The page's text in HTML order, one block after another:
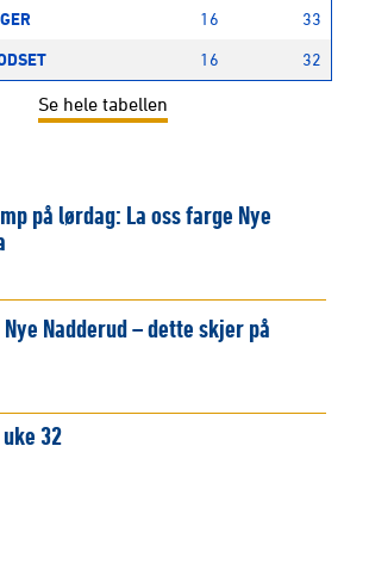
16
33
16 32
Se hele tabellen
på lørdag: La oss farge Nye
Nadderud – dette skjer på
32